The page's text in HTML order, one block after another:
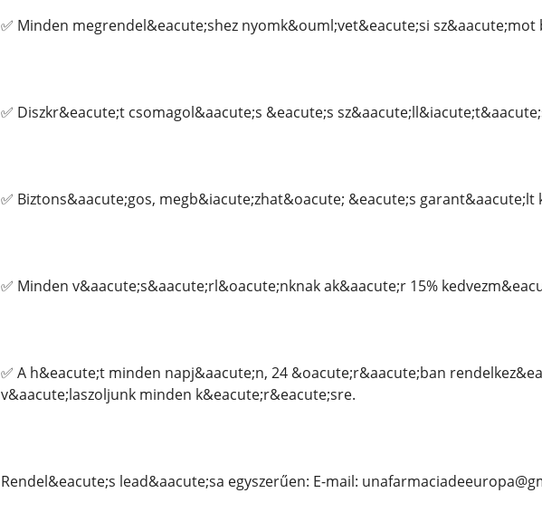
✅ Minden megrendel&eacute;shez nyomk&ouml;vet&eacute;si
✅ Diszkr&eacute;t csomagol&aacute;s &eacute;s
✅ Biztons&aacute;gos, megb&iacute;zhat&oacute; &eacute;s
✅ Minden v&aacute;s&aacute;rl&oacute;nknak ak&aacute;r 15%
✅ A h&eacute;t minden napj&aacute;n, 24 &oacute;r&aacute;ban
v&aacute;laszoljunk minden k&eacute;r&eacute;sre.
Rendel&eacute;s lead&aacute;sa egyszerűen: E-mail: